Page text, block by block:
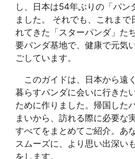
し、日本は54年ぶりの「パン
ました。 それでも、これまで
れてきた「スターパンダ」た
要パンダ基地で、健康で元気
ごしています。
このガイドは、日本から遠
暮らすパンダに会いに行きた
ために作りました。帰国した
まいから、訪れる際に必要な
すべてをまとめてご紹介。あ
スムーズに、より思い出深い
をします。